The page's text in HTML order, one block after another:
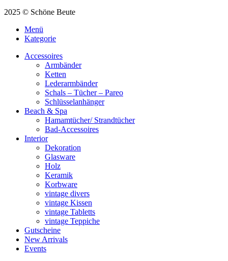
2025 © Schöne Beute
Menü
Kategorie
Accessoires
Armbänder
Ketten
Lederarmbänder
Schals – Tücher – Pareo
Schlüsselanhänger
Beach & Spa
Hamamtücher/ Strandtücher
Bad-Accessoires
Interior
Dekoration
Glasware
Holz
Keramik
Korbware
vintage divers
vintage Kissen
vintage Tabletts
vintage Teppiche
Gutscheine
New Arrivals
Events